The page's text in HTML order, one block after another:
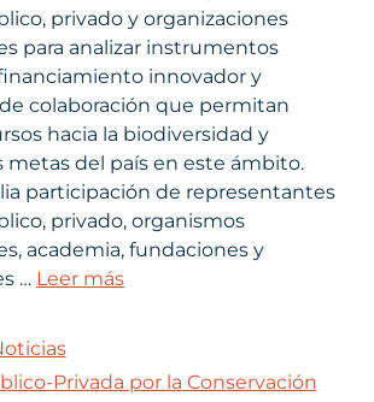
privado y organizaciones
para analizar instrumentos
innovador y
colaboración que permitan
hacia la biodiversidad y
metas del país en este ámbito.
participación de representantes
privado, organismos
academia, fundaciones y
… Leer más
Privada por la Conservación